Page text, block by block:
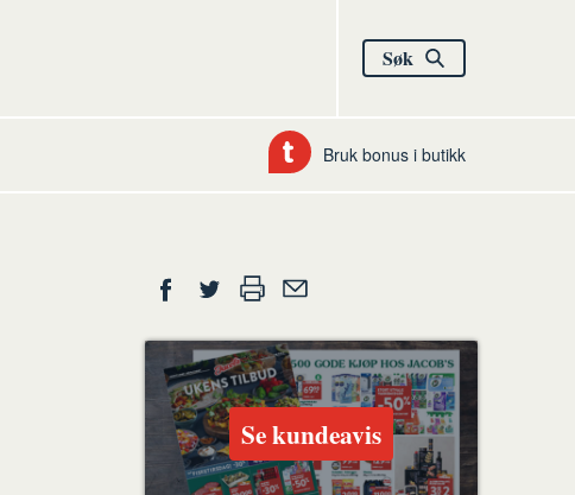
Søk
Bruk bonus i butikk
Del
på
Facebook
på
Twitter
ut en
venn
Se kundeavis